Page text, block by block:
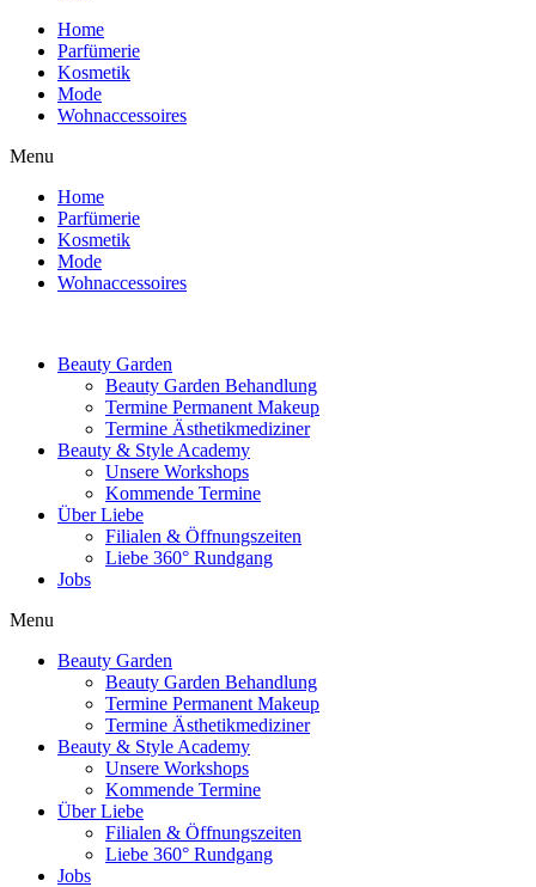
Home
Parfümerie
Kosmetik
Mode
Wohnaccessoires
Menu
Home
Parfümerie
Kosmetik
Mode
Wohnaccessoires
Beauty Garden
Beauty Garden Behandlung
Termine Permanent Makeup
Termine Ästhetikmediziner
Beauty & Style Academy
Unsere Workshops
Kommende Termine
Über Liebe
Filialen & Öffnungszeiten
Liebe 360° Rundgang
Jobs
Menu
Beauty Garden
Beauty Garden Behandlung
Termine Permanent Makeup
Termine Ästhetikmediziner
Beauty & Style Academy
Unsere Workshops
Kommende Termine
Über Liebe
Filialen & Öffnungszeiten
Liebe 360° Rundgang
Jobs